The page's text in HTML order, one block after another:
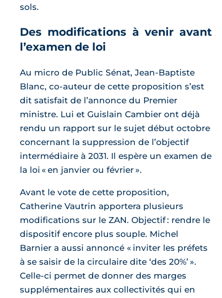
sols.
Des modifications à venir avant
l’examen de loi
Au micro de Public Sénat, Jean-Baptiste
Blanc, co-auteur de cette proposition s’est
dit satisfait de l’annonce du Premier
ministre. Lui et Guislain Cambier ont déjà
rendu un rapport sur le sujet début octobre
concernant la suppression de l’objectif
intermédiaire à 2031. Il espère un examen de
la loi « en janvier ou février ».
Avant le vote de cette proposition,
Catherine Vautrin apportera plusieurs
modifications sur le ZAN. Objectif : rendre le
dispositif encore plus souple. Michel
Barnier a aussi annoncé « inviter les préfets
à se saisir de la circulaire dite ‘des 20%’ ».
Celle-ci permet de donner des marges
supplémentaires aux collectivités qui en